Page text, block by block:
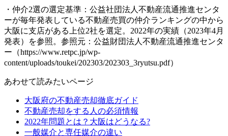
・仲介2選の選定基準：公益社団法人不動産流通推進センタ
ーが毎年発表している不動産売買の仲介ランキングの中から
大阪に支店がある上位2社を選定。2022年の実績（2023年4月
発表）を参照。参照元：公益財団法人不動産流通推進センタ
ー（https://www.retpc.jp/wp-
content/uploads/toukei/202303/202303_3ryutsu.pdf）
あわせて読みたいページ
大阪府の不動産売却徹底ガイド
不動産売却をする人の必須情報
2022年問題とは？大阪はどうなる?
一般媒介と専任媒介の違い